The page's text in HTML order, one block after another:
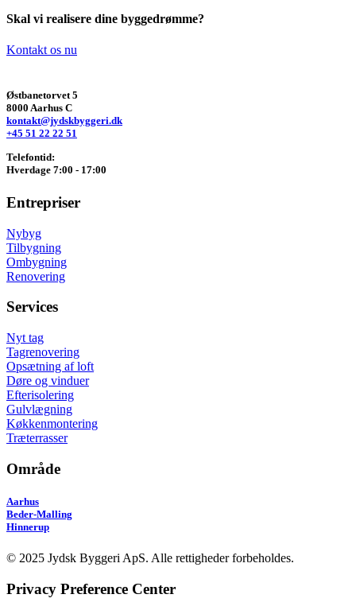
Skal vi realisere dine byggedrømme?
Kontakt os nu
Østbanetorvet 5
8000 Aarhus C
kontakt@jydskbyggeri.dk
+45 51 22 22 51
Telefontid:
Hverdage 7:00 - 17:00
Entrepriser
Nybyg
Tilbygning
Ombygning
Renovering
Services
Nyt tag
Tagrenovering
Opsætning af loft
Døre og vinduer
Efterisolering
Gulvlægning
Køkkenmontering
Træterrasser
Område
Aarhus
Beder-Malling
Hinnerup
© 2025 Jydsk Byggeri ApS. Alle rettigheder forbeholdes.
Privacy Preference Center